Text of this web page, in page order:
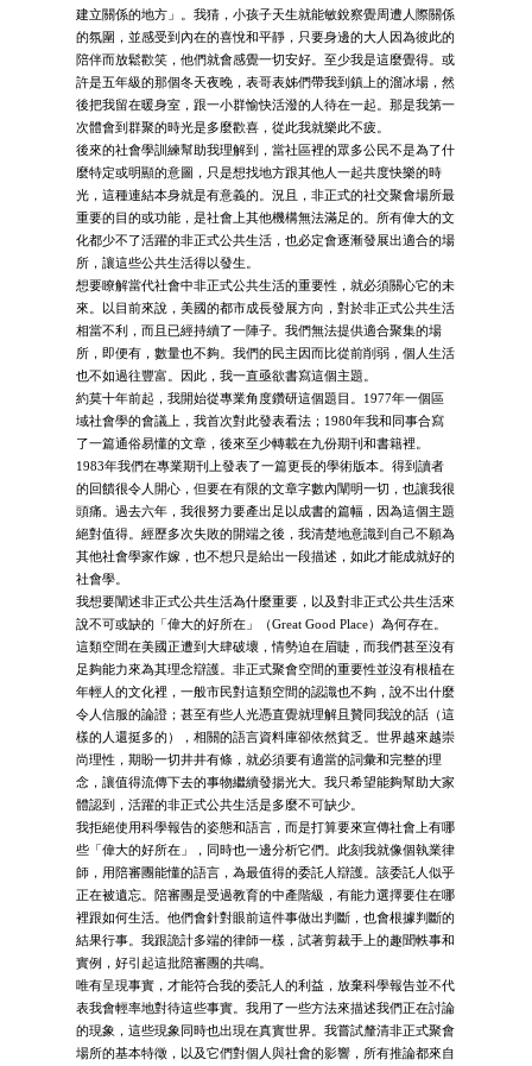
建立關係的地方」。我猜，小孩子天生就能敏銳察覺周遭人際關係
的氛圍，並感受到內在的喜悅和平靜，只要身邊的大人因為彼此的
陪伴而放鬆歡笑，他們就會感覺一切安好。至少我是這麼覺得。或
許是五年級的那個冬天夜晚，表哥表姊們帶我到鎮上的溜冰場，然
後把我留在暖身室，跟一小群愉快活潑的人待在一起。那是我第一
次體會到群聚的時光是多麼歡喜，從此我就樂此不疲。
後來的社會學訓練幫助我理解到，當社區裡的眾多公民不是為了什
麼特定或明顯的意圖，只是想找地方跟其他人一起共度快樂的時
光，這種連結本身就是有意義的。況且，非正式的社交聚會場所最
重要的目的或功能，是社會上其他機構無法滿足的。所有偉大的文
化都少不了活躍的非正式公共生活，也必定會逐漸發展出適合的場
所，讓這些公共生活得以發生。
想要瞭解當代社會中非正式公共生活的重要性，就必須關心它的未
來。以目前來說，美國的都市成長發展方向，對於非正式公共生活
相當不利，而且已經持續了一陣子。我們無法提供適合聚集的場
所，即便有，數量也不夠。我們的民主因而比從前削弱，個人生活
也不如過往豐富。因此，我一直亟欲書寫這個主題。
約莫十年前起，我開始從專業角度鑽研這個題目。1977年一個區
域社會學的會議上，我首次對此發表看法；1980年我和同事合寫
了一篇通俗易懂的文章，後來至少轉載在九份期刊和書籍裡。
1983年我們在專業期刊上發表了一篇更長的學術版本。得到讀者
的回饋很令人開心，但要在有限的文章字數內闡明一切，也讓我很
頭痛。過去六年，我很努力要產出足以成書的篇幅，因為這個主題
絕對值得。經歷多次失敗的開端之後，我清楚地意識到自己不願為
其他社會學家作嫁，也不想只是給出一段描述，如此才能成就好的
社會學。
我想要闡述非正式公共生活為什麼重要，以及對非正式公共生活來
說不可或缺的「偉大的好所在」（Great Good Place）為何存在。
這類空間在美國正遭到大肆破壞，情勢迫在眉睫，而我們甚至沒有
足夠能力來為其理念辯護。非正式聚會空間的重要性並沒有根植在
年輕人的文化裡，一般市民對這類空間的認識也不夠，說不出什麼
令人信服的論證；甚至有些人光憑直覺就理解且贊同我說的話（這
樣的人還挺多的），相關的語言資料庫卻依然貧乏。世界越來越崇
尚理性，期盼一切井井有條，就必須要有適當的詞彙和完整的理
念，讓值得流傳下去的事物繼續發揚光大。我只希望能夠幫助大家
體認到，活躍的非正式公共生活是多麼不可缺少。
我拒絕使用科學報告的姿態和語言，而是打算要來宣傳社會上有哪
些「偉大的好所在」，同時也一邊分析它們。此刻我就像個執業律
師，用陪審團能懂的語言，為最值得的委託人辯護。該委託人似乎
正在被遺忘。陪審團是受過教育的中產階級，有能力選擇要住在哪
裡跟如何生活。他們會針對眼前這件事做出判斷，也會根據判斷的
結果行事。我跟詭計多端的律師一樣，試著剪裁手上的趣聞軼事和
實例，好引起這批陪審團的共鳴。
唯有呈現事實，才能符合我的委託人的利益，放棄科學報告並不代
表我會輕率地對待這些事實。我用了一些方法來描述我們正在討論
的現象，這些現象同時也出現在真實世界。我嘗試釐清非正式聚會
場所的基本特徵，以及它們對個人與社會的影響，所有推論都來自